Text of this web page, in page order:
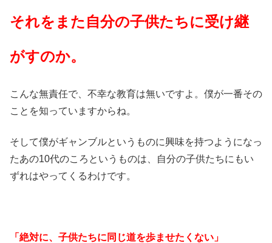
それをまた自分の子供たちに受け継
がすのか。
こんな無責任で、不幸な教育は無いですよ。僕が一番その
ことを知っていますからね。
そして僕がギャンブルというものに興味を持つようになっ
たあの10代のころというものは、自分の子供たちにもい
ずれはやってくるわけです。
「絶対に、子供たちに同じ道を歩ませたくない」